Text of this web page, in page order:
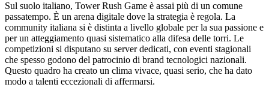
Sul suolo italiano, Tower Rush Game è assai più di un comune
passatempo. È un arena digitale dove la strategia è regola. La
community italiana si è distinta a livello globale per la sua passione e
per un atteggiamento quasi sistematico alla difesa delle torri. Le
competizioni si disputano su server dedicati, con eventi stagionali
che spesso godono del patrocinio di brand tecnologici nazionali.
Questo quadro ha creato un clima vivace, quasi serio, che ha dato
modo a talenti eccezionali di affermarsi.